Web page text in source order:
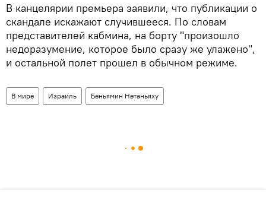
В канцелярии премьера заявили, что публикации о
скандале искажают случившееся. По словам
представителей кабмина, на борту "произошло
недоразумение, которое было сразу же улажено",
и остальной полет прошел в обычном режиме.
В мире Израиль Беньямин Нетаньяху